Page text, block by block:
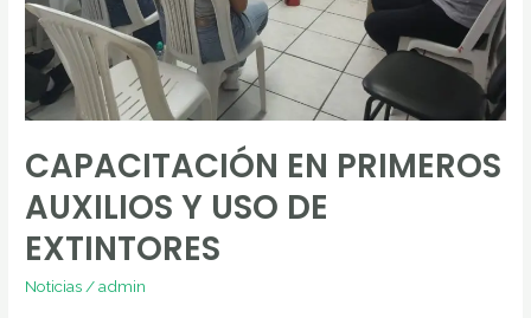
CAPACITACIÓN EN PRIMEROS
AUXILIOS Y USO DE
EXTINTORES
Noticias/admin